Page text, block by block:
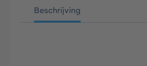
Beschrijving